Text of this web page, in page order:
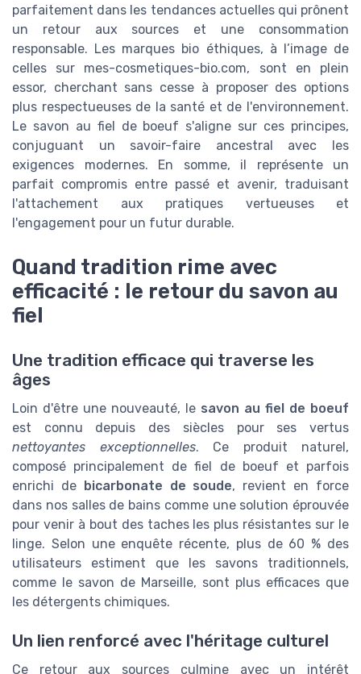
parfaitement dans les tendances actuelles qui prônent
un retour aux sources et une consommation
responsable. Les marques bio éthiques, à l’image de
celles sur mes-cosmetiques-bio.com, sont en plein
essor, cherchant sans cesse à proposer des options
plus respectueuses de la santé et de l'environnement.
Le savon au fiel de boeuf s'aligne sur ces principes,
conjuguant un savoir-faire ancestral avec les
exigences modernes. En somme, il représente un
parfait compromis entre passé et avenir, traduisant
l'attachement aux pratiques vertueuses et
l'engagement pour un futur durable.
Quand tradition rime avec
efficacité : le retour du savon au
fiel
Une tradition efficace qui traverse les
âges
Loin d'être une nouveauté, le savon au fiel de boeuf
est connu depuis des siècles pour ses vertus
nettoyantes exceptionnelles. Ce produit naturel,
composé principalement de fiel de boeuf et parfois
enrichi de bicarbonate de soude, revient en force
dans nos salles de bains comme une solution éprouvée
pour venir à bout des taches les plus résistantes sur le
linge. Selon une enquête récente, plus de 60 % des
utilisateurs estiment que les savons traditionnels,
comme le savon de Marseille, sont plus efficaces que
les détergents chimiques.
Un lien renforcé avec l'héritage culturel
Ce retour aux sources culmine avec un intérêt